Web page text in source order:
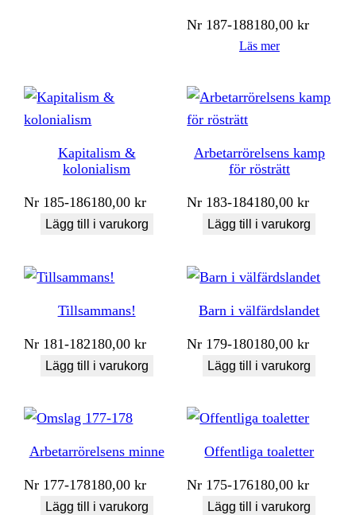
Nr 187-188180,00kr
Läs mer
Kapitalism &
kolonialism
Nr 185-186180,00kr
Lägg till i varukorg
Arbetarrörelsens kamp
för rösträtt
Nr 183-184180,00kr
Lägg till i varukorg
Tillsammans!
Nr 181-182180,00kr
Lägg till i varukorg
Barn i välfärdslandet
Nr 179-180180,00kr
Lägg till i varukorg
Arbetarrörelsens minne
Nr 177-178180,00kr
Lägg till i varukorg
Offentliga toaletter
Nr 175-176180,00kr
Lägg till i varukorg